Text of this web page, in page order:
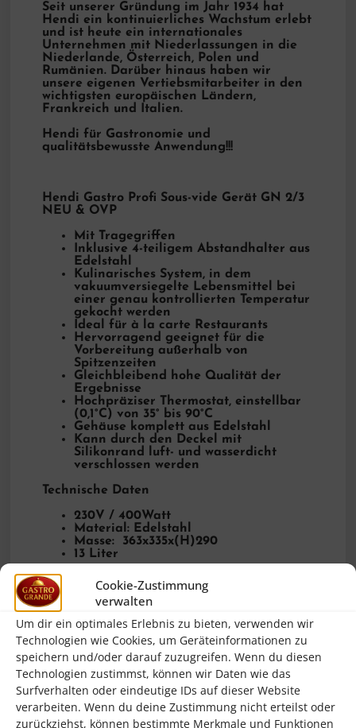
Cookie-Zustimmung
verwalten
Um dir ein optimales Erlebnis zu bieten, verwenden wir
Technologien wie Cookies, um Geräteinformationen zu
speichern und/oder darauf zuzugreifen. Wenn du diesen
Technologien zustimmst, können wir Daten wie das
Surfverhalten oder eindeutige IDs auf dieser Website
verarbeiten. Wenn du deine Zustimmung nicht erteilst oder
zurückziehst, können bestimmte Merkmale und Funktionen
Seit unserer Gründung im Jahr 1934 hat
Hendi ein kontinuierliches Wachstum erlebt
und ist heute ein internationales
Unternehmen mit Niederlassungen in die
Niederlande, Österreich, Polen und
Rumänien. Darüber hinaus haben wir
unsere eigenen Vertiebsmitarbeiter in den
wichtigsten europäischen Ländern,
Frankreich und Italien.
Hendi für Gastronomie und
qualitätsbewusste Anwendung!!!
Hendi Gastro Profi Sous-vide Gerät GN 2/3
NEU & OVP
Mit Tragegriffen
Inklusive 4-teiligem Abstandhalter aus
Edelstahl
Kulinarisches System, in dem
vakuumversiegelte Lebensmittel bei
einer genau kontrollierten Temperatur
gekocht werden
Ideal für à la carte Restaurants
Hervorragend geeignet für die
Vorbereitung außerhalb von
Spitzenzeiten
Gleichbleibend hohe Qualität der
Ergebnisse
Hochpräziser Thermostat, einstellbar
(0,1°C) von 35° bis 90°C
Gehäuse komplett aus Edelstahl
Kann durch den Deckel mit
Silikonrand luft- und wasserdicht
verschlossen werden
Technische Daten
230V / 400Watt
Material: Edelstahl
Masse: 363x335x(H)290
13 Liter
Ähnliche Produkte